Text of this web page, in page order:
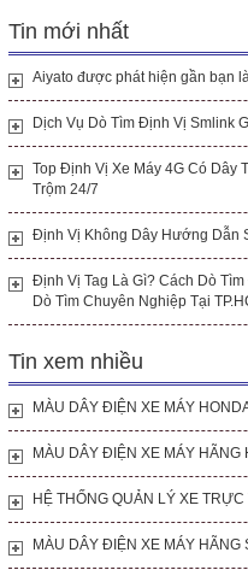
Tin mới nhất
Aiyato được phát hiện gần bạn
Dịch Vụ Dò Tìm Định Vị Smlink
Top Định Vị Xe Máy 4G Có Dây
Trộm 24/7
Định Vị Không Dây Hướng Dẫn
Định Vị Tag Là Gì? Cách Dò
Dò Tìm Chuyên Nghiệp Tại
Tin xem nhiều
MÀU DÂY ĐIỆN XE MÁY
MÀU DÂY ĐIỆN XE MÁY HÃNG
HỆ THỐNG QUẢN LÝ XE
MÀU DÂY ĐIỆN XE MÁY HÃNG